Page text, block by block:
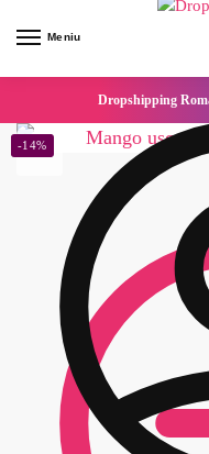
Meniu
Dropshipping
-14%